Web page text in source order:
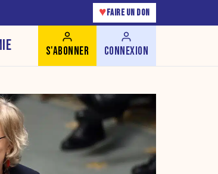
♥ FAIRE UN DON
S'ABONNER CONNEXION